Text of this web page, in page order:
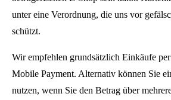
unter eine Verordnung, die uns vor
schützt.
Wir empfehlen grundsätzlich Einkäufe
Mobile Payment. Alternativ können Sie
nutzen, wenn Sie den Betrag über